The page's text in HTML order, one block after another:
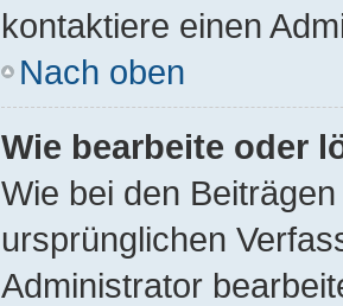
kontaktiere einen
Nach oben
Wie bearbeite oder
Wie bei den
ursprünglichen
Administrator